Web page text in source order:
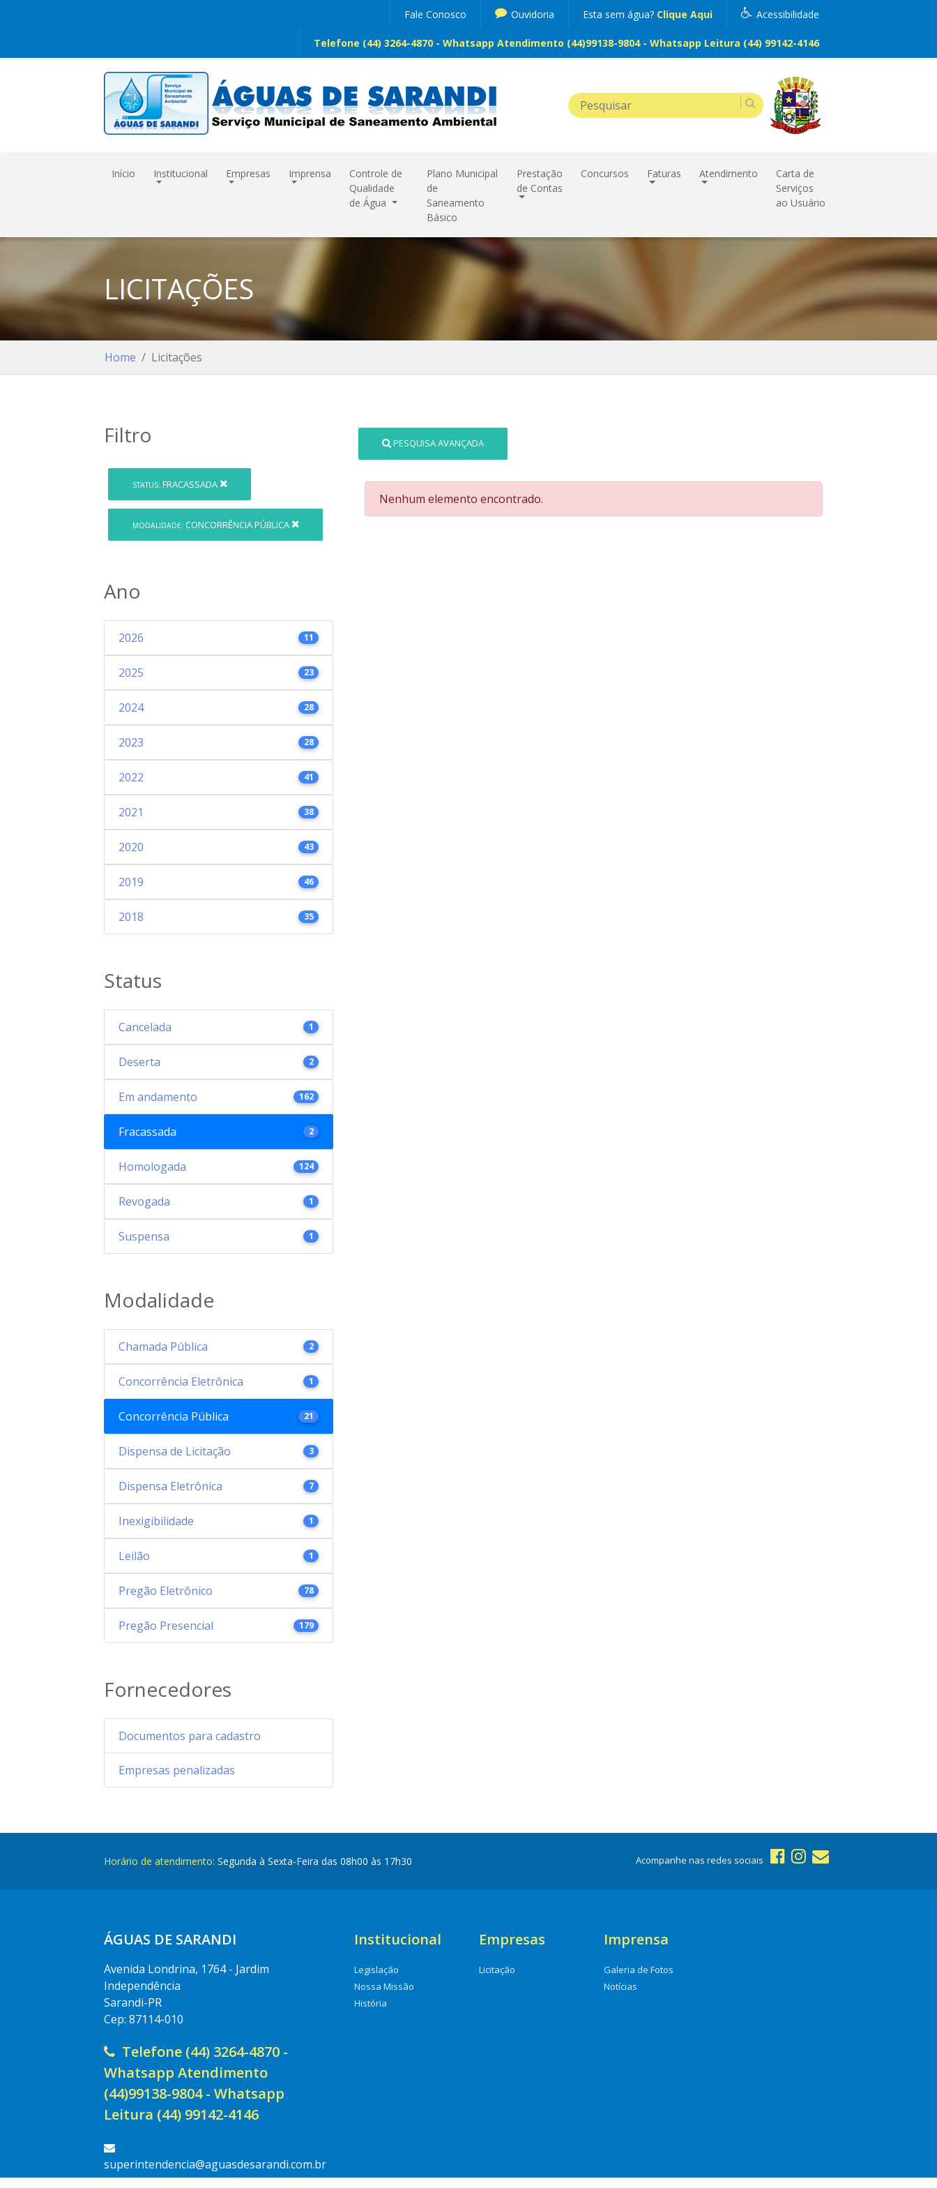
Acessibilidade
Esta sem água? Clique Aqui
Ouvidoria
Fale Conosco
Telefone (44) 3264-4870 - Whatsapp Atendimento (44)99138-9804 - Whatsapp Leitura (44) 99142-4146
Início Institucional Empresas Imprensa
Controle de
Qualidade
de Água
Plano Municipal
de
Saneamento
Básico
Prestação
de Contas
Concursos Faturas Atendimento
Carta de
Serviços
ao Usuário
LICITAÇÕES
Home Licitações
Filtro
STATUS: FRACASSADA
MODALIDADE: CONCORRÊNCIA PÚBLICA
Ano
2026 11
2025 23
2024 28
2023 28
2022 41
2021 38
2020 43
2019 46
2018 35
Status
Cancelada 1
Deserta 2
Em andamento 162
Fracassada 2
Homologada 124
Revogada 1
Suspensa 1
Modalidade
Chamada Pública 2
Concorrência Eletrônica 1
Concorrência Pública 21
Dispensa de Licitação 3
Dispensa Eletrônica 7
Inexigibilidade 1
Leilão 1
Pregão Eletrônico 78
Pregão Presencial 179
Fornecedores
Documentos para cadastro
Empresas penalizadas
PESQUISA AVANÇADA
Nenhum elemento encontrado.
Horário de atendimento: Segunda à Sexta-Feira das 08h00 às 17h30 Acompanhe nas redes sociais
ÁGUAS DE SARANDI
Avenida Londrina, 1764 - Jardim
Independência
Sarandi-PR
Cep: 87114-010
Telefone (44) 3264-4870 -
Whatsapp Atendimento
(44)99138-9804 - Whatsapp
Leitura (44) 99142-4146
superintendencia@aguasdesarandi.com.br
Institucional
Legislação
Nossa Missão
História
Empresas
Licitação
Imprensa
Galeria de Fotos
Notícias